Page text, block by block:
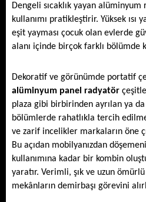
Dengeli sıcaklık yayan
kullanımı pratikleştirir. Yüksek ısı
eşit yayması çocuk olan evlerde
alanı içinde birçok farklı bölümde
alüminyum panel radyatör
plaza gibi birbirinden ayrılan ya
bölümlerde rahatlıkla tercih
ve zarif incelikler markaların öne
Bu açıdan mobilyanızdan
kullanımına kadar bir kombin
yaratır. Verimli, şık ve uzun
mekânların demirbaşı görevini